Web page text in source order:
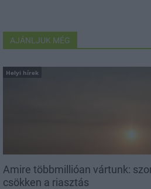
AJÁNLJUK MÉG
Helyi hírek
Amire többmillióan vártunk:
csökken a riasztás